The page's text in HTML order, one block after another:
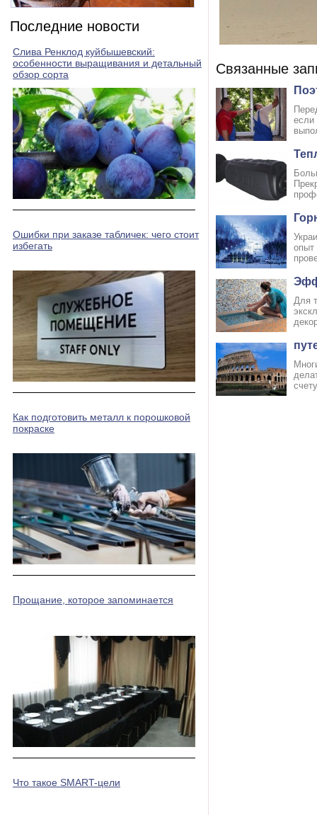
Последние новости
Слива Ренклод куйбышевский:
особенности выращивания и детальный
обзор сорта
Ошибки при заказе табличек: чего стоит
избегать
Как подготовить металл к порошковой
покраске
Прощание, которое запоминается
Что такое SMART-цели
Связанные
если
опыт
Для